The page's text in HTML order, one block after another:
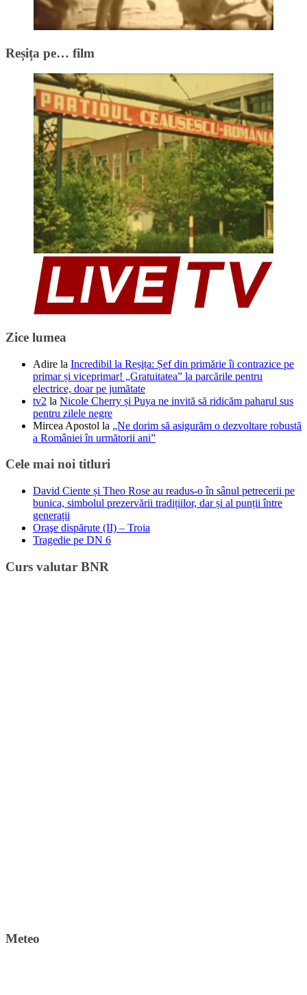
Reșița pe… film
Zice lumea
Adire la Incredibil la Reșița: Șef din primărie îi contrazice pe
primar și viceprimar! „Gratuitatea” la parcările pentru
electrice, doar pe jumătate
tv2 la Nicole Cherry și Puya ne invită să ridicăm paharul sus
pentru zilele negre
Mircea Apostol la „Ne dorim să asigurăm o dezvoltare robustă
a României în următorii ani”
Cele mai noi titluri
David Ciente și Theo Rose au readus-o în sânul petrecerii pe
bunica, simbolul prezervării tradițiilor, dar și al punții între
generații
Oraşe dispărute (II) – Troia
Tragedie pe DN 6
Curs valutar BNR
Meteo